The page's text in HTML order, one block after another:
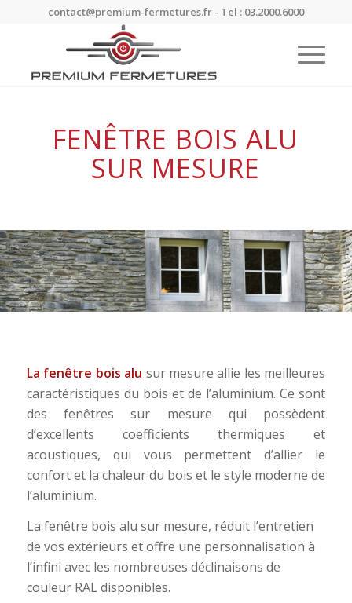
contact@premium-fermetures.fr - Tel : 03.2000.6000
FENÊTRE BOIS ALU
SUR MESURE
La fenêtre bois alu sur mesure allie les meilleures
caractéristiques du bois et de l’aluminium. Ce sont
des fenêtres sur mesure qui possèdent
d’excellents coefficients thermiques et
acoustiques, qui vous permettent d’allier le
confort et la chaleur du bois et le style moderne de
l’aluminium.
La fenêtre bois alu sur mesure, réduit l’entretien
de vos extérieurs et offre une personnalisation à
l’infini avec les nombreuses déclinaisons de
couleur RAL disponibles.